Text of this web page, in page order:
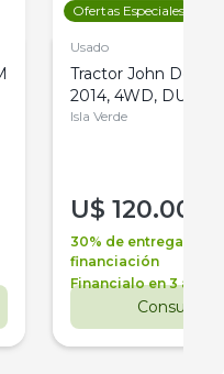
Ofertas Especiales
Usado
Tractor John Deere
2014, 4WD, DUAL
Isla Verde
U$ 120.000
30% de entrega +
financiación
Financialo en 3 años
Consultar